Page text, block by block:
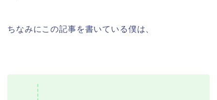
ちなみにこの記事を書いている僕は、